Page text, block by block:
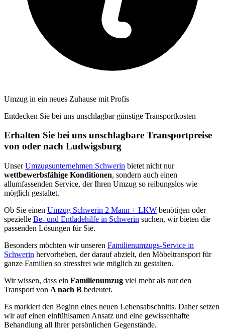
Umzug in ein neues Zuhause mit Profis
Entdecken Sie bei uns unschlagbar günstige Transportkosten
Erhalten Sie bei uns unschlagbare Transportpreise
von oder nach Ludwigsburg
UnserUmzugsunternehmen Schwerin bietet nicht nur
wettbewerbsfähige Konditionen, sondern auch einen
allumfassenden Service, der Ihren Umzug so reibungslos wie
möglich gestaltet.
Ob Sie einen Umzug Schwerin 2 Mann + LKW benötigen oder
spezielle Be- und Entladehilfe in Schwerin suchen, wir bieten die
passenden Lösungen für Sie.
Besonders möchten wir unseren Familienumzugs-Service in
Schwerin hervorheben, der darauf abzielt, den Möbeltransport für
ganze Familien so stressfrei wie möglich zu gestalten.
Wir wissen, dass ein Familienumzug viel mehr als nur den
Transport von A nach B bedeutet.
Es markiert den Beginn eines neuen Lebensabschnitts. Daher setzen
wir auf einen einfühlsamen Ansatz und eine gewissenhafte
Behandlung all Ihrer persönlichen Gegenstände.